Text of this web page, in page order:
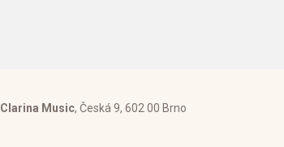
Clarina Music, Česká 9, 602 00 Brno